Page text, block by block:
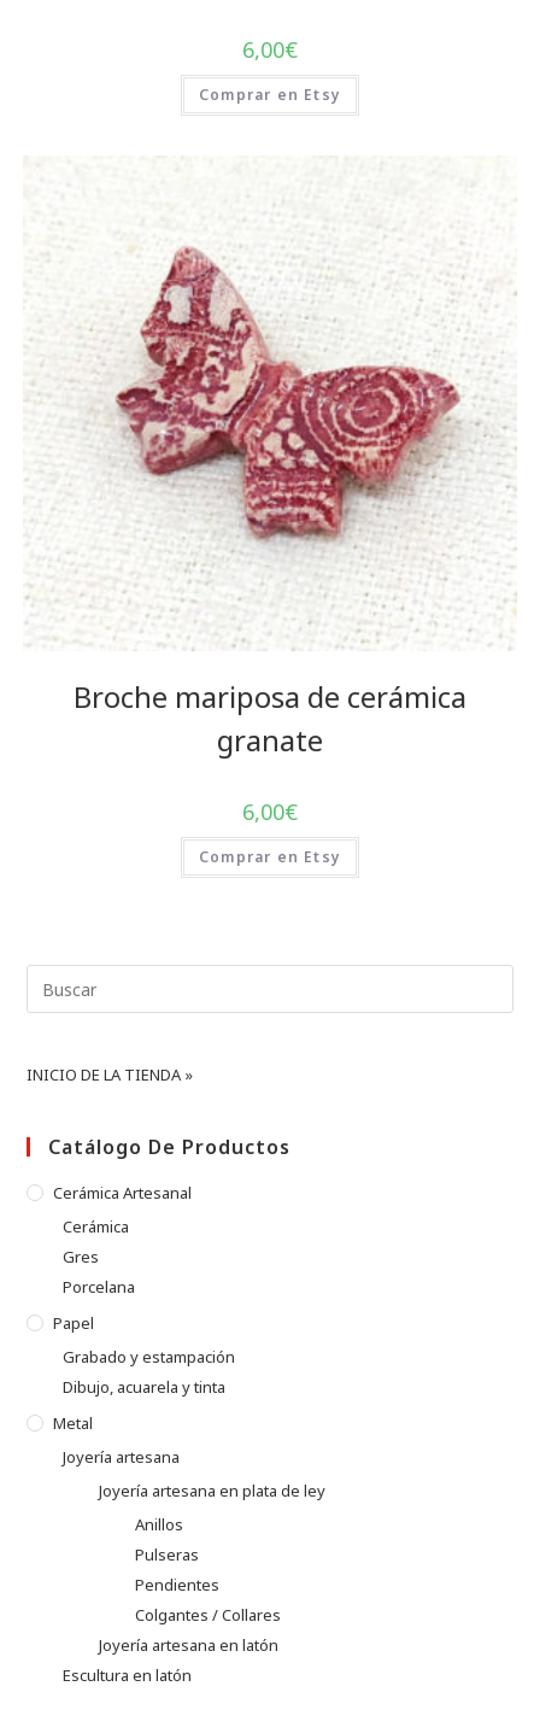
6,00€
Comprar en Etsy
Broche mariposa de cerámica
granate
6,00€
Comprar en Etsy
Buscar:
INICIO DE LA TIENDA »
Catálogo De Productos
Cerámica Artesanal
Cerámica
Gres
Porcelana
Papel
Grabado y estampación
Dibujo, acuarela y tinta
Metal
Joyería artesana
Joyería artesana en plata de ley
Anillos
Pulseras
Pendientes
Colgantes / Collares
Joyería artesana en latón
Escultura en latón